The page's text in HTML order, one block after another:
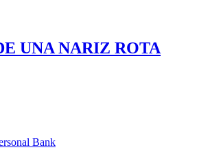
UNA NARIZ ROTA